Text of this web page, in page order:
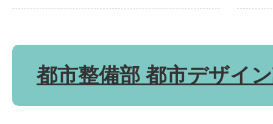
都市整備部 都市デザイ